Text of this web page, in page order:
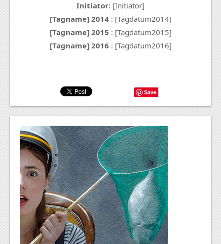
Initiator: [Initiator]
[Tagname] 2014 : [Tagdatum2014]
[Tagname] 2015 : [Tagdatum2015]
[Tagname] 2016 : [Tagdatum2016]
Save